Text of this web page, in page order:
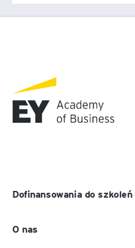
Dofinansowania do szkoleń
O nas